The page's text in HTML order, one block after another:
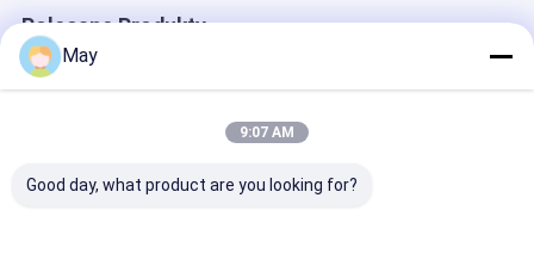
Polecane Produkty
May
9:07 AM
Good day, what product are you looking for?